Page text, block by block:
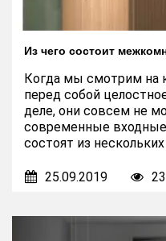
Из чего состоит
Когда мы смотрим на
перед собой
деле, они совсем не
современные
состоят из
25.09.2019